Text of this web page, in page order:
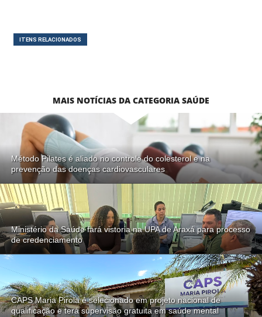
ITENS RELACIONADOS
MAIS NOTÍCIAS DA CATEGORIA SAÚDE
Método Pilates é aliado no controle do colesterol e na
prevenção das doenças cardiovasculares
Ministério da Saúde fará vistoria na UPA de Araxá para processo
de credenciamento
CAPS Maria Pirola é selecionado em projeto nacional de
qualificação e terá supervisão gratuita em saúde mental